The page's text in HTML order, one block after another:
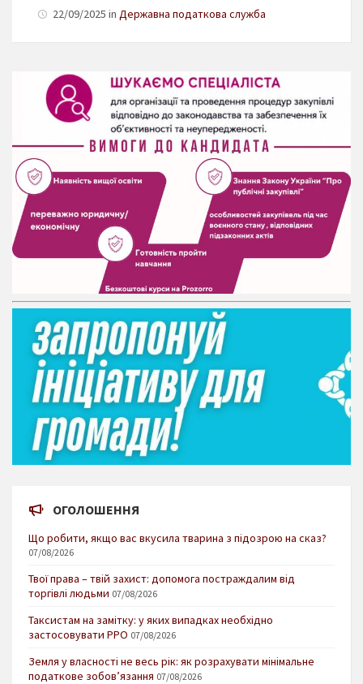
22/09/2025 in Державна податкова служба
ОГОЛОШЕННЯ
Що робити, якщо вас вкусила тварина з підозрою на сказ?
07/08/2026
Твої права – твій захист: допомога постраждалим від
торгівлі людьми 07/08/2026
Таксистам на замітку: у яких випадках необхідно
застосовувати РРО 07/08/2026
Земля у власності не весь рік: як розрахувати мінімальне
податкове зобов’язання 07/08/2026